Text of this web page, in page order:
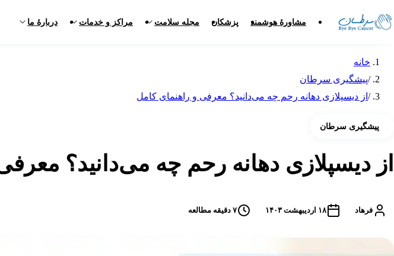
مشاورهٔ هوشمند پزشکان مجله سلامت مراکز و خدمات دربارهٔ ما
خانه
/پیشگیری سرطان
/ از دیسپلازی دهانه رحم چه می‌دانید؟ معرفی و راهنمای کامل
پیشگیری سرطان
از دیسپلازی دهانه رحم چه می‌دانید؟
فرهاد ۱۸ اردیبهشت ۱۴۰۳ ۷ دقیقه مطالعه